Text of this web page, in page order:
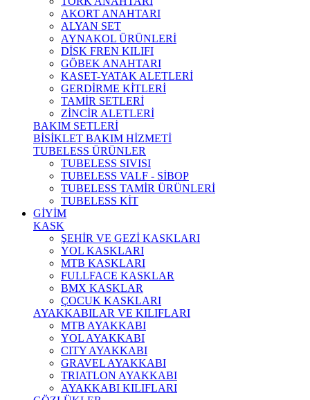
AKORT ANAHTARI
ALYAN SET
AYNAKOL ÜRÜNLERİ
DİSK FREN KILIFI
GÖBEK ANAHTARI
KASET-YATAK ALETLERİ
GERDİRME KİTLERİ
TAMİR SETLERİ
ZİNCİR ALETLERİ
BAKIM SETLERİ
BİSİKLET BAKIM HİZMETİ
TUBELESS ÜRÜNLER
TUBELESS SIVISI
TUBELESS VALF - SİBOP
TUBELESS TAMİR ÜRÜNLERİ
TUBELESS KİT
GİYİM
KASK
ŞEHİR VE GEZİ KASKLARI
YOL KASKLARI
MTB KASKLARI
FULLFACE KASKLAR
BMX KASKLAR
ÇOCUK KASKLARI
AYAKKABILAR VE KILIFLARI
MTB AYAKKABI
YOL AYAKKABI
CITY AYAKKABI
GRAVEL AYAKKABI
TRIATLON AYAKKABI
AYAKKABI KILIFLARI